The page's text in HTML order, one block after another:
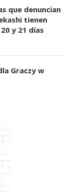
que denuncian
tienen
y 21 días
Graczy w